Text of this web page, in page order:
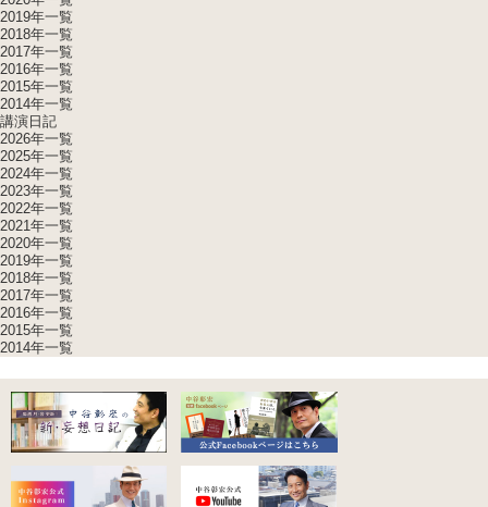
2019年一覧
2018年一覧
2017年一覧
2016年一覧
2015年一覧
2014年一覧
講演日記
2026年一覧
2025年一覧
2024年一覧
2023年一覧
2022年一覧
2021年一覧
2020年一覧
2019年一覧
2018年一覧
2017年一覧
2016年一覧
2015年一覧
2014年一覧